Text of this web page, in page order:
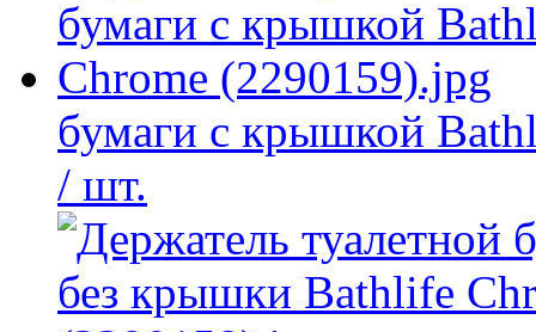
бумаги с крышкой
/ шт.